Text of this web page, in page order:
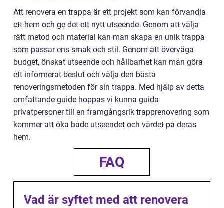
Att renovera en trappa är ett projekt som kan förvandla
ett hem och ge det ett nytt utseende. Genom att välja
rätt metod och material kan man skapa en unik trappa
som passar ens smak och stil. Genom att överväga
budget, önskat utseende och hållbarhet kan man göra
ett informerat beslut och välja den bästa
renoveringsmetoden för sin trappa. Med hjälp av detta
omfattande guide hoppas vi kunna guida
privatpersoner till en framgångsrik trapprenovering som
kommer att öka både utseendet och värdet på deras
hem.
FAQ
Vad är syftet med att renovera